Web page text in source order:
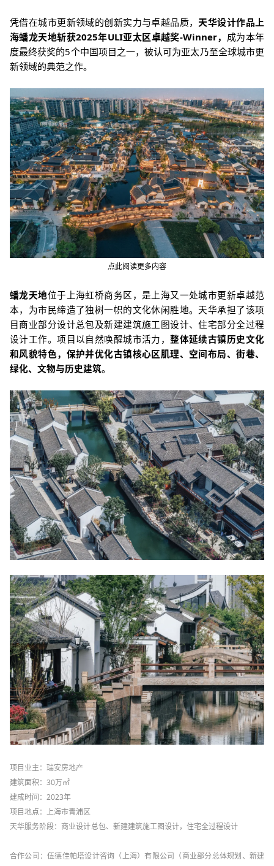
凭借在城市更新领域的创新实力与卓越品质， 天华设计作品上
海蟠龙天地斩获2025年ULI亚太区卓越奖-Winner， 成为本年
度最终获奖的5个中国项目之一，被认可为亚太乃至全球城市更
新领域的典范之作。
点此阅读更多内容
蟠龙天地位于上海虹桥商务区，是上海又一处城市更新卓越范
本，为市民缔造了独树一帜的文化休闲胜地。天华承担了该项
目商业部分设计总包及新建建筑施工图设计、住宅部分全过程
设计工作。项目以自然唤醒城市活力，整体延续古镇历史文化
和风貌特色，保护并优化古镇核心区肌理、空间布局、街巷、
绿化、文物与历史建筑。
项目业主：瑞安房地产
建筑面积：30万㎡
建成时间：2023年
项目地点：上海市青浦区
天华服务阶段：商业设计总包、新建建筑施工图设计，住宅全过程设计
合作公司：伍德佳帕塔设计咨询（上海）有限公司（商业部分总体规划、新建